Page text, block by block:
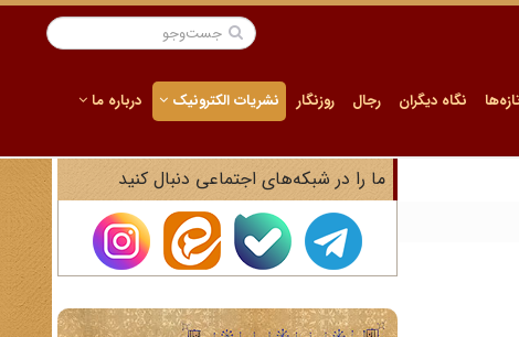
نگاه دیگران رجال روزنگار نشریات الکترونیک درباره ما
ما را در شبکه‌های اجتماعی دنبال کنید